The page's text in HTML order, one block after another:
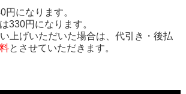
円になります。
330円になります。
上げいただいた場合は、代引き・後払
とさせていただきます。